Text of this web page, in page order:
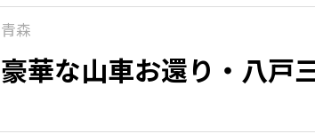
青森
豪華な山車お還り・八戸